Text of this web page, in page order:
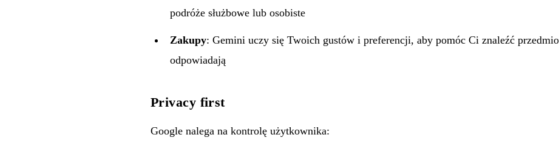
podróże służbowe lub osobiste
Zakupy: Gemini uczy się Twoich gustów i preferencji, aby pomóc Ci znaleźć
odpowiadają
Privacy first
Google nalega na kontrolę użytkownika: